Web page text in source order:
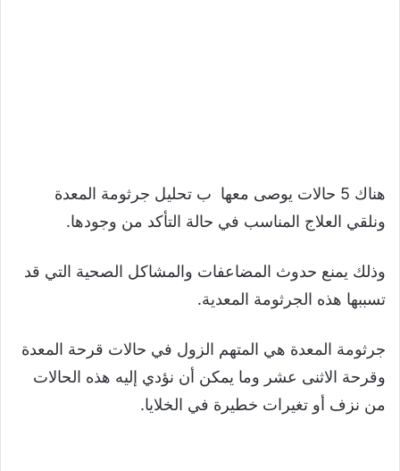
هناك 5 حالات يوصى معها ب تحليل جرثومة المعدة
ونلقي العلاج المناسب في حالة التأكد من وجودها.
وذلك يمنع حدوث المضاعفات والمشاكل الصحية التي قد
تسببها هذه الجرثومة المعدية.
جرثومة المعدة هي المتهم الزول في حالات قرحة المعدة
وقرحة الاثنى عشر وما يمكن أن نؤدي إليه هذه الحالات
من نزف أو تغيرات خطيرة في الخلايا.